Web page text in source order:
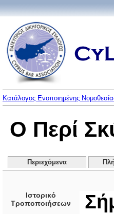
Κατάλογος Ενοποιημένης
Ο Περί
Περιεχόμενα
Ιστορικό
Τροποποιήσεων